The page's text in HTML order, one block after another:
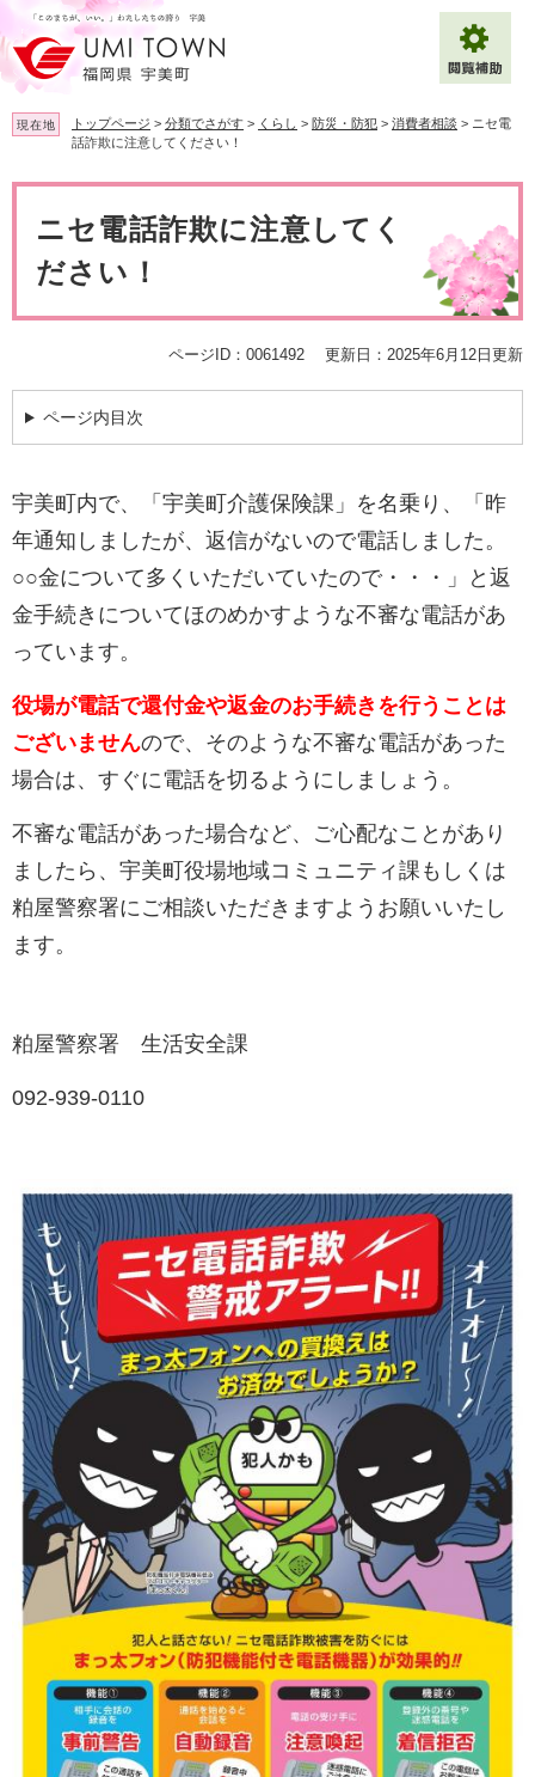
ー
ジ
の
先
頭
す
ニ
ュ
ー
を
飛
し
文字サイズ 標準 拡大
背景色変更 白 黒 青
Multilingual（English・中文・한글）
現在地 トップページ > 分類でさがす > くらし > 防災・防犯 > 消費者相談 > ニセ電
話詐欺に注意してください！
ニセ電話詐欺に注意してく
ださい！
ページID：0061492 更新日：2025年6月12日更新
ページ内目次
宇美町内で、「宇美町介護保険課」を名乗り、「昨
年通知しましたが、返信がないので電話しました。
○○金について多くいただいていたので・・・」と返
金手続きについてほのめかすような不審な電話があ
っています。
役場が電話で還付金や返金のお手続きを行うことは
ございませんので、そのような不審な電話があった
場合は、すぐに電話を切るようにしましょう。
不審な電話があった場合など、ご心配なことがあり
ましたら、宇美町役場地域コミュニティ課もしくは
粕屋警察署にご相談いただきますようお願いいたし
ます。
粕屋警察署 生活安全課
092-939-0110